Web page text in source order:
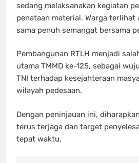
sedang melaksanakan kegiatan
penataan material. Warga terlihat
sama penuh semangat bersama
Pembangunan RTLH menjadi
utama TMMD ke-125, sebagai
TNI terhadap kesejahteraan
wilayah pedesaan.
Dengan peninjauan ini,
terus terjaga dan target
tepat waktu.